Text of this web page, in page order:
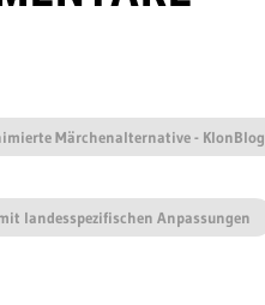
Märchenalternative - KlonBlog
landesspezifischen Anpassungen